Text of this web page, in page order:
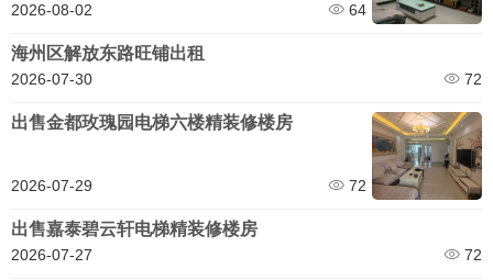
2026-08-02 64
海州区解放东路旺铺出租
2026-07-30 72
出售金都玫瑰园电梯六楼精装修楼房
2026-07-29 72
出售嘉泰碧云轩电梯精装修楼房
2026-07-27 72